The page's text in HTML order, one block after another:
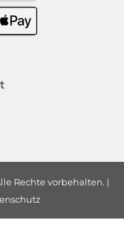
Rechte vorbehalten. |